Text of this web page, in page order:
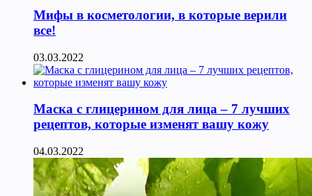
Мифы в косметологии, в которые верили
все!
03.03.2022
Маска с глицерином для лица – 7 лучших
рецептов, которые изменят вашу кожу
04.03.2022